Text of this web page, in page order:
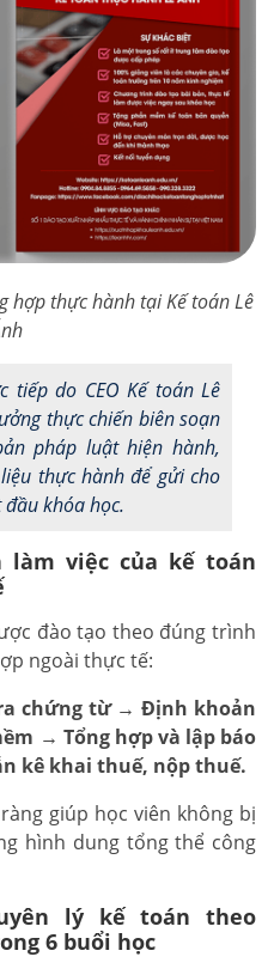
hợp thực hành tại Kế toán Lê
tiếp do CEO Kế toán Lê
thực chiến biên soạn
pháp luật hiện hành,
thực hành để gửi cho
khóa học.
việc của kế toán
đào tạo theo đúng trình
ngoài thực tế:
chứng từ → Định khoản
→ Tổng hợp và lập báo
kê khai thuế, nộp thuế.
giúp học viên không bị
hình dung tổng thể công
lý kế toán theo
6 buổi học